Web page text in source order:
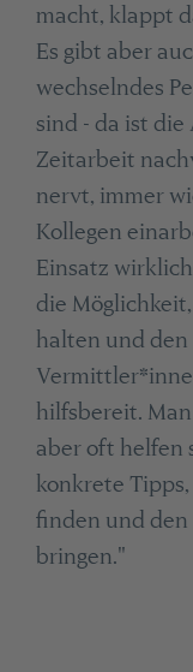
macht, klappt
Es gibt aber
wechselndes
sind - da ist
Zeitarbeit
nervt, immer
Kollegen
Einsatz
die
halten und den
hilfsbereit.
aber oft helfen
konkrete
finden und den
bringen."